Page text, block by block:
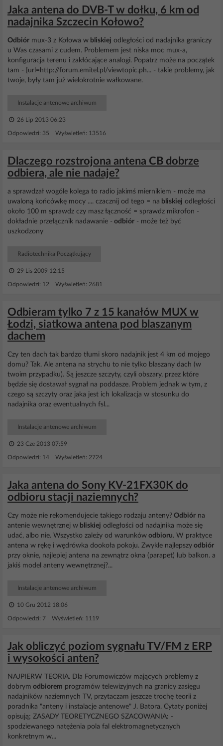
Jaka antena do DVB-T w dołku, 6 km od
nadajnika Szczecin Kołowo?
Odbiór mux-3 z Kołowa w bliskiej odległości od nadajnika graniczy
u Was czasami z cudem. Problemem jest niska moc mux-a,
konfiguracja terenu i zakłócające analogi. Popatrz może na początek
tam - [url=http://forum.emitel.pl/viewtopic.ph... - takie problemy, jak
twoje, były tam już wielokrotnie wałkowane.
Instalacje antenowe archiwum
26 Lip 2013 06:23
Odpowiedzi: 35 Wyświetleń: 13516
Dlaczego rozstrojona antena CB dobrze
odbiera, ale nie nadaje?
a sprawdzał wogóle kolega to radio jakimś miernikiem - może ma
uwaloną końcówkę mocy .... czacznij od tego = na bliskiej odległości
około 100 m sprawdz czy masz łączność = sprawdz mikrofon -
dokładnie przełącznik nadawanie - odbiór - może też być
uszkodzony
Radiotechnika Początkujący
29 Lis 2009 12:15
Odpowiedzi: 12 Wyświetleń: 2681
Odbieram tylko 7 z 15 kanałów MUX w
Łodzi, siatkowa antena pod blaszanym
dachem
Czy ten dach tak bardzo tłumi skoro nadajnik jest 4 km od mojego
domu? Tak. Ale antena na strychu to nie tylko blaszany dach (w
twoim przypadku). Są jeszcze szczyty, czyli obszary, przez które
będzie się dostawał sygnał na poddasze. Problem jednak w tym, z
czego są szczyty oraz jaka jest ich lokalizacja w stosunku do
nadajnika oraz ewentualnych fsl...
Instalacje antenowe archiwum
23 Cze 2013 07:59
Odpowiedzi: 14 Wyświetleń: 2724
Jaka antena do Sony KV-21FX30K do
odbioru stacji naziemnych?
Czy może nie rekomendujecie takiego rodzaju anteny? Odbiór na
antenie wewnętrznej w bliskiej odległości od nadajnika może się
udać, albo nie. Wszystko zależy od warunków odbioru. W praktyce
antena w rękę i wędrówka dookoła pokoju. Zwykle najlepszy odbiór
przy oknie, najlepiej antena na zewnątrz okna (parapet) lub balkon. a
jakiś model anteny wewnętrznej?...
Instalacje antenowe archiwum
10 Gru 2012 18:06
Odpowiedzi: 7 Wyświetleń: 1119
Jak obliczyć poziom sygnału TV/FM z ERP
i wysokości anten?
NAJPIERW TEORIA. Dla Forumowiczów mających problemy z
dobrym odbiorem programów telewizyjnych na granicy zasięgu
nadajników naziemnych TV, przytaczam jeszcze trochę teorii z
poradnika "anteny i instalacje antenowe" J. Batora. Cytaty poniżej
opisują; ZASADY TEORETYCZNEGO SZACOWANIA: -
spodziewanego natężenia pola fal elektromagnetycznych
konkretnym w...